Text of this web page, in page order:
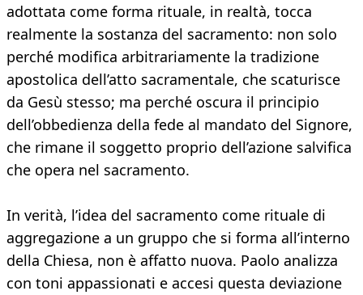
adottata come forma rituale, in realtà, tocca
realmente la sostanza del sacramento: non solo
perché modifica arbitrariamente la tradizione
apostolica dell’atto sacramentale, che scaturisce
da Gesù stesso; ma perché oscura il principio
dell’obbedienza della fede al mandato del Signore,
che rimane il soggetto proprio dell’azione salvifica
che opera nel sacramento.
In verità, l’idea del sacramento come rituale di
aggregazione a un gruppo che si forma all’interno
della Chiesa, non è affatto nuova. Paolo analizza
con toni appassionati e accesi questa deviazione